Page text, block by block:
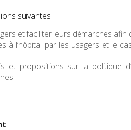
suivantes :
et faciliter leurs démarches afin
à l’hôpital par les usagers et le
et propositions sur la politique